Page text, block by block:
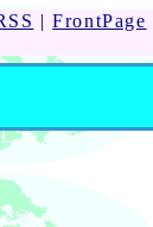
|FrontPage